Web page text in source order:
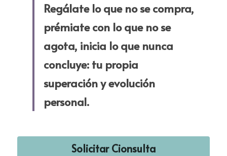
Regálate lo que no se compra,
prémiate con lo que no se
agota, inicia lo que nunca
concluye: tu propia
superación y evolución
personal.
Solicitar Cionsulta